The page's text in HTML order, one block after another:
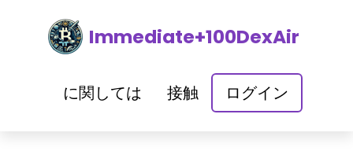
Immediate+100DexAir
に関しては 接触 ログイン